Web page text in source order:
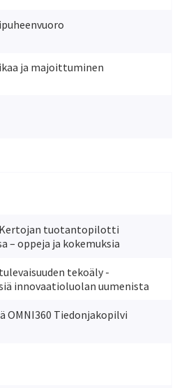
ja majoittuminen
Kertojan tuotantopilotti
– oppeja ja kokemuksia
tekoäly -
innovaatioluolan uumenista
OMNI360 Tiedonjakopilvi